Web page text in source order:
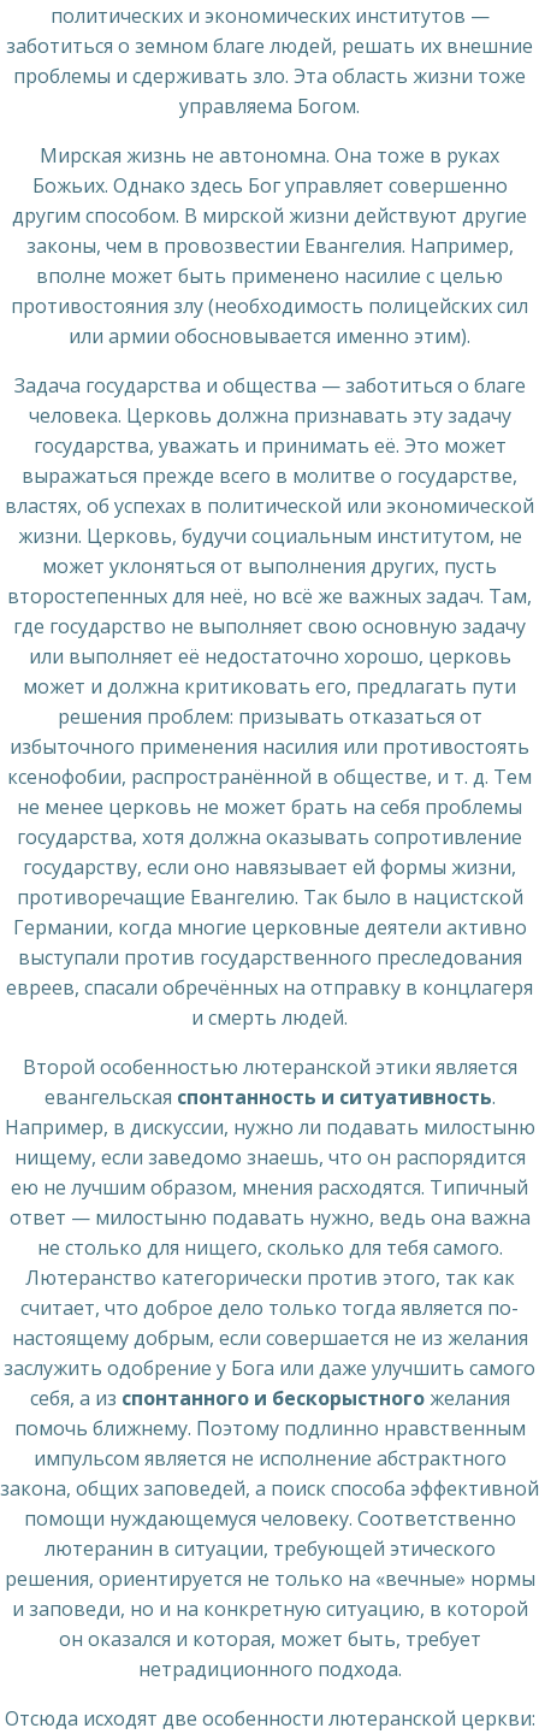
политических и экономических институтов —
заботиться о земном благе людей, решать их внешние
проблемы и сдерживать зло. Эта область жизни тоже
управляема Богом.
Мирская жизнь не автономна. Она тоже в руках
Божьих. Однако здесь Бог управляет совершенно
другим способом. В мирской жизни действуют другие
законы, чем в провозвестии Евангелия. Например,
вполне может быть применено насилие с целью
противостояния злу (необходимость полицейских сил
или армии обосновывается именно этим).
Задача государства и общества — заботиться о благе
человека. Церковь должна признавать эту задачу
государства, уважать и принимать её. Это может
выражаться прежде всего в молитве о государстве,
властях, об успехах в политической или экономической
жизни. Церковь, будучи социальным институтом, не
может уклоняться от выполнения других, пусть
второстепенных для неё, но всё же важных задач. Там,
где государство не выполняет свою основную задачу
или выполняет её недостаточно хорошо, церковь
может и должна критиковать его, предлагать пути
решения проблем: призывать отказаться от
избыточного применения насилия или противостоять
ксенофобии, распространённой в обществе, и т. д. Тем
не менее церковь не может брать на себя проблемы
государства, хотя должна оказывать сопротивление
государству, если оно навязывает ей формы жизни,
противоречащие Евангелию. Так было в нацистской
Германии, когда многие церковные деятели активно
выступали против государственного преследования
евреев, спасали обречённых на отправку в концлагеря
и смерть людей.
Второй особенностью лютеранской этики является
евангельская спонтанность и ситуативность.
Например, в дискуссии, нужно ли подавать милостыню
нищему, если заведомо знаешь, что он распорядится
ею не лучшим образом, мнения расходятся. Типичный
ответ — милостыню подавать нужно, ведь она важна
не столько для нищего, сколько для тебя самого.
Лютеранство категорически против этого, так как
считает, что доброе дело только тогда является по-
настоящему добрым, если совершается не из желания
заслужить одобрение у Бога или даже улучшить самого
себя, а из спонтанного и бескорыстногожелания
помочь ближнему. Поэтому подлинно нравственным
импульсом является не исполнение абстрактного
закона, общих заповедей, а поиск способа эффективной
помощи нуждающемуся человеку. Соответственно
лютеранин в ситуации, требующей этического
решения, ориентируется не только на «вечные» нормы
и заповеди, но и на конкретную ситуацию, в которой
он оказался и которая, может быть, требует
нетрадиционного подхода.
Отсюда исходят две особенности лютеранской церкви: